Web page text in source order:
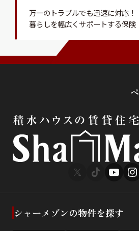
万一のトラブルでも迅速に対応！
暮らしを幅広くサポートする保険
ペ
シャーメゾンの物件を探す